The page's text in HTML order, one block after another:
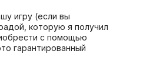
игру (если вы
которую я получил
с помощью
гарантированный